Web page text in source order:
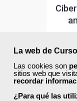
La web de
Las cookies son
sitios web que
recordar
¿Para qué las